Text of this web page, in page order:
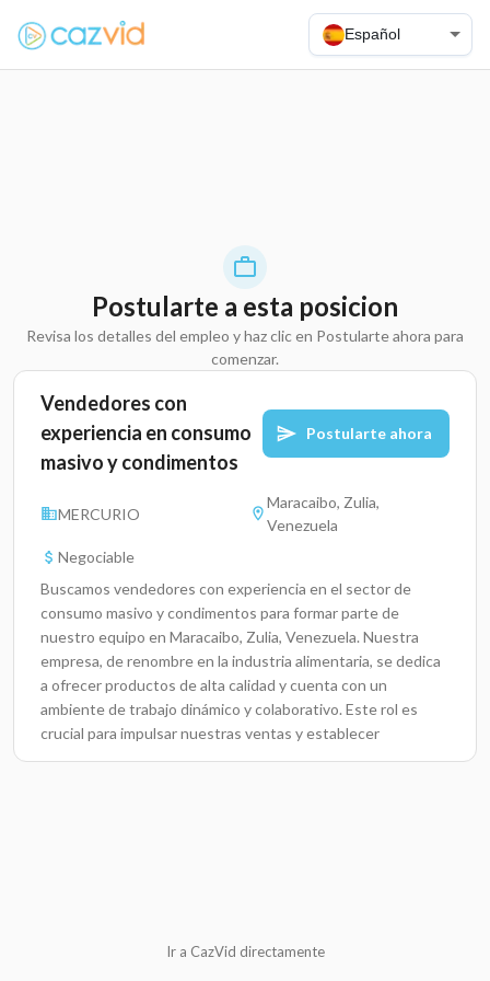
Español
Postularte a esta posicion
Revisa los detalles del empleo y haz clic en Postularte ahora para
comenzar.
Vendedores con
experiencia en consumo
masivo y condimentos
Postularte ahora
MERCURIO
Maracaibo, Zulia,
Venezuela
Negociable
Buscamos vendedores con experiencia en el sector de
consumo masivo y condimentos para formar parte de
nuestro equipo en Maracaibo, Zulia, Venezuela. Nuestra
empresa, de renombre en la industria alimentaria, se dedica
a ofrecer productos de alta calidad y cuenta con un
ambiente de trabajo dinámico y colaborativo. Este rol es
crucial para impulsar nuestras ventas y establecer
relaciones sólidas con nuestros clientes, contribuyendo al
las expectativas del cliente.Identificar nuevas
Ir a CazVid directamente